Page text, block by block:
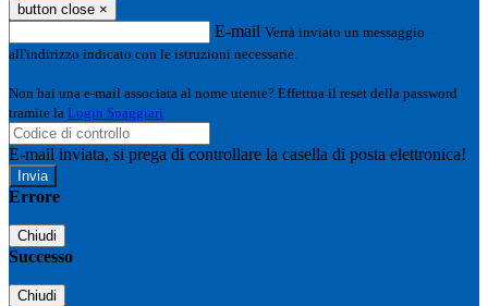
button close ×
E-mail Verrà inviato un messaggio
all'indirizzo indicato con le istruzioni necessarie.
Non hai una e-mail associata al nome utente? Effettua il reset della password
tramite la Login Spaggiari
E-mail inviata, si prega di controllare la casella di posta elettronica!
Errore
Chiudi
Successo
Chiudi